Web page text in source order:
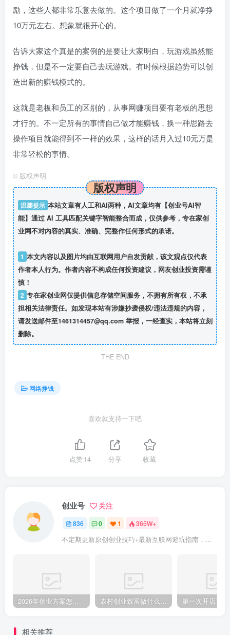
励，这些人都非常乐意去做的。这个项目做了一个月就净挣
10万元左右。想象就很开心的。
告诉大家这个真是的案例的是要让大家明白，玩游戏虽然能
挣钱，但是不一定要自己去玩游戏。有时候根据趋势可以创
造出新的赚钱模式的。
这就是老板和员工的区别的，从事网赚项目要有老板的思想
才行的。不一定所有的事情自己做才能赚钱，换一种思路去
操作项目就能得到不一样的效果，这样的话月入过10元万是
非常轻松的事情。
© 版权声明
版权声明
温馨提示 本站文章有人工和AI两种，AI文章均有【创业号AI智
能】通过 AI 工具匹配关键字智能整合而成，仅供参考，专在家创
业网不对内容的真实、准确、完整作任何形式的承诺。
1 本文内容以及图片均由互联网用户自发贡献，该文观点仅代表
作者本人行为。作者内容不构成任何投资建议，网友创业投资需谨
慎！
2 专在家创业网仅提供信息存储空间服务，不拥有所有权，不承
担相关法律责任。如发现本站有涉嫌抄袭侵权/违法违规的内容，
请发送邮件至1461314457@qq.com 举报，一经查实，本站将立刻
删除。
THE END
网络挣钱
喜欢就支持一下吧
点赞14 分享 收藏
创业号 关注
836 0 1 365W+
不定期更新原创创业技巧+最新互联网避坑指南，助力企业或者个人快速成功创业
相关推荐